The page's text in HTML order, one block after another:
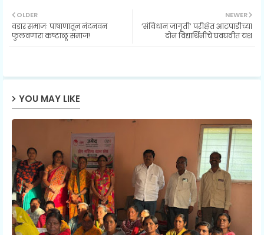
ats
p
NEWER
‘संविधान जागृती’ परीक्षेत आटपाडीच्या
दोन विद्यार्थिनींचे घवघवीत यश
OLDER
वडार समाजः पाषाणातून नंदनवन
फुलवणारा कष्टाळू समाज!
YOU MAY LIKE